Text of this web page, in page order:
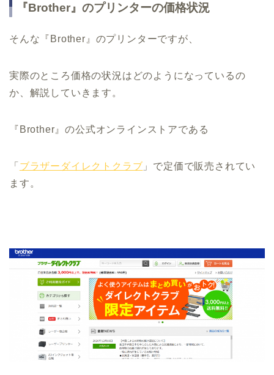
『Brother』のプリンターの価格状況
そんな『Brother』のプリンターですが、
実際のところ価格の状況はどのようになっているの
か、解説していきます。
『Brother』の公式オンラインストアである
「 ブラザーダイレクトクラブ 」で定価で販売されてい
ます。